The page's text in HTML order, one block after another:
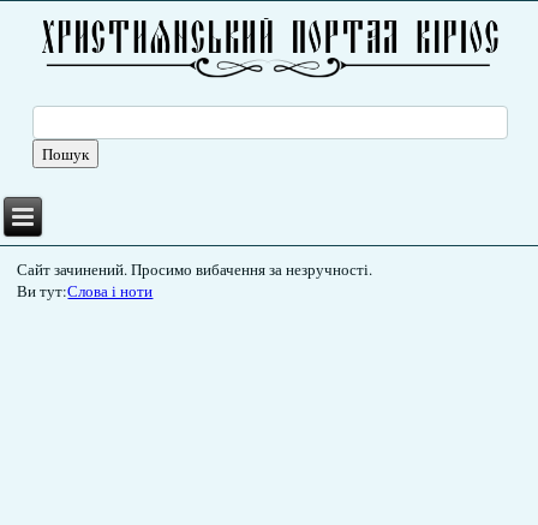
Сайт зачинений. Просимо вибачення за незручності.
Ви тут:Слова і ноти